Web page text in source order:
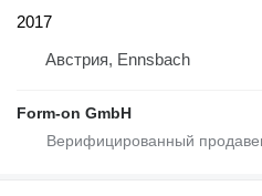
2017
Австрия, Ennsbach
Form-on GmbH